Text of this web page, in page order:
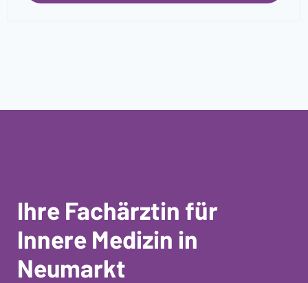
Ihre Fachärztin für
Innere Medizin in
Neumarkt